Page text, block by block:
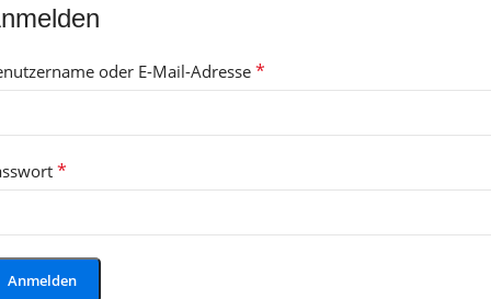
oder E-Mail-Adresse *
*
Anmelden